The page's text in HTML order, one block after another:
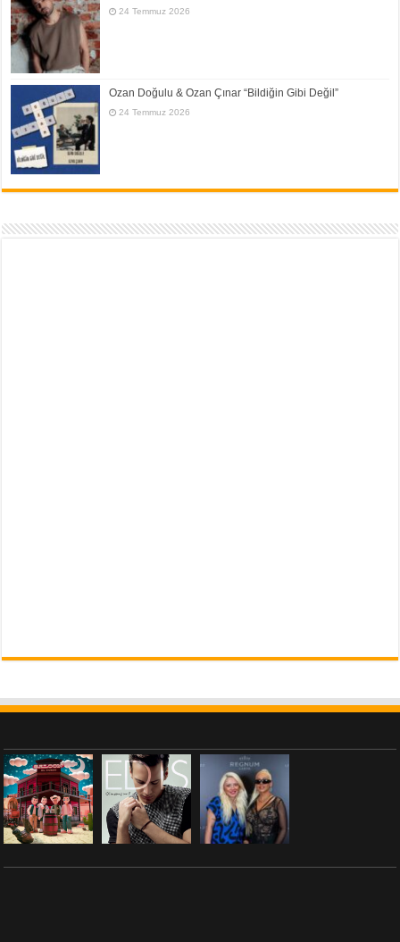
24 Temmuz 2026
Ozan Doğulu & Ozan Çınar “Bildiğin Gibi Değil”
24 Temmuz 2026